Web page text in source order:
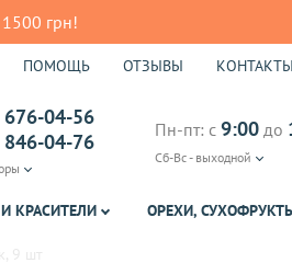
грн!
ПОМОЩЬ ОТЗЫВЫ КОНТАКТЫ
04-56
04-76
Пн-пт: с 9:00 до
Сб-Вс - выходной
КРАСИТЕЛИ ОРЕХИ,